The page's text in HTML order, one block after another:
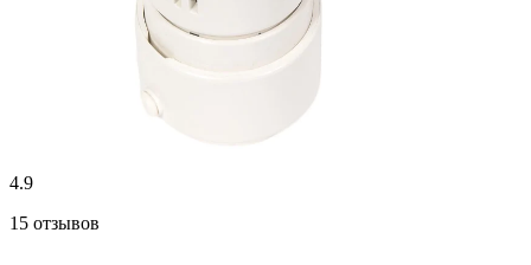
4.9
15 отзывов